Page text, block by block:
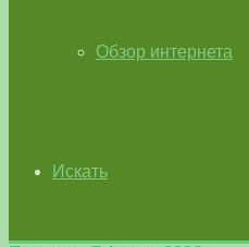
Обзор интернета
Искать